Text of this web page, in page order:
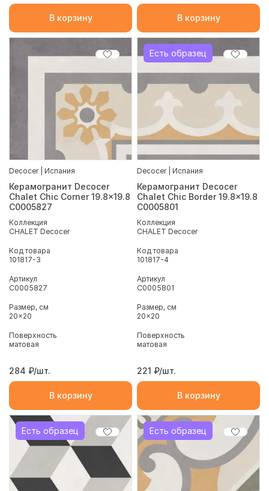
В корзину В корзину
Decocer | Испания
Керамогранит Decocer
Chalet Chic Corner 19.8x19.8
С0005827
Коллекция
CHALET Decocer
Код товара
101817-3
Артикул
С0005827
Размер, см
20x20
Поверхность
матовая
284 ₽/шт.
В корзину
Есть образец
Decocer | Испания
Керамогранит Decocer
Chalet Chic Border 19.8x19.8
С0005801
Коллекция
CHALET Decocer
Код товара
101817-4
Артикул
С0005801
Размер, см
20x20
Поверхность
матовая
221 ₽/шт.
В корзину
Есть образец Есть образец